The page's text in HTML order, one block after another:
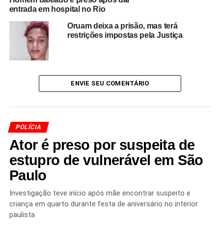
Redação Saiba+
POLÍCIA CIVIL DO PARANÁ
VIOLÊNCIA DOMÉSTICA
VIOLÊNCIA INFANTIL
PRÓXIMO
Operação Muralha mobiliza Polícia Civil em São
Sebastião do Passé
NÃO PERCA
Ex-condenado por ataque em cinema é visto com
frequência em shopping de Salvador
entrada em hospital no Rio
Oruam deixa a prisão, mas terá
restrições impostas pela Justiça
ENVIE SEU COMENTÁRIO
POLÍCIA
Ator é preso por suspeita de
estupro de vulnerável em São
Paulo
Investigação teve início após mãe encontrar suspeito e
criança em quarto durante festa de aniversário no interior
paulista